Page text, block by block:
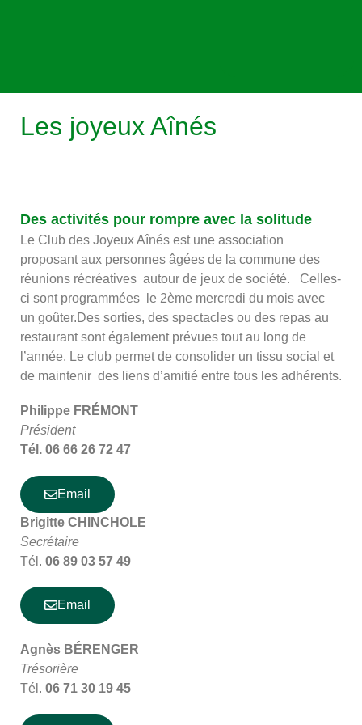
Les joyeux Aînés
Des activités pour rompre avec la solitude
Le Club des Joyeux Aînés est une association
proposant aux personnes âgées de la commune des
réunions récréatives autour de jeux de société. Celles-
ci sont programmées le 2ème mercredi du mois avec
un goûter.Des sorties, des spectacles ou des repas au
restaurant sont également prévues tout au long de
l’année. Le club permet de consolider un tissu social et
de maintenir des liens d’amitié entre tous les adhérents.
Philippe FRÉMONT
Président
Tél. 06 66 26 72 47
Email
Brigitte CHINCHOLE
Secrétaire
Tél. 06 89 03 57 49
Email
Agnès BÉRENGER
Trésorière
Tél. 06 71 30 19 45